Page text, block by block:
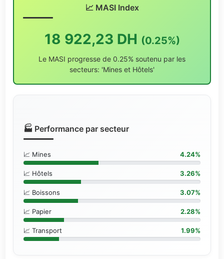
📈 MASI Index
18 922,23 DH (0.25%)
Le MASI progresse de 0.25% soutenu par les
secteurs: 'Mines et Hôtels'
🏭 Performance par secteur
📈 Mines 4.24%
📈 Hôtels 3.26%
📈 Boissons 3.07%
📈 Papier 2.28%
📈 Transport 1.99%